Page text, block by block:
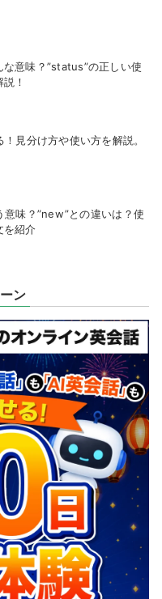
な意味？”status”の正しい使
！
！見分け方や使い方を解説。
味？”new”との違いは？使
を紹介
ン